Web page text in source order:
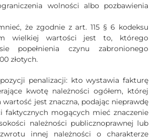
wolności albo pozbawienia
że zgodnie z art. 115 § 6 kodeksu
wielkiej wartości jest to, którego
popełnienia czynu zabronionego
złotych.
penalizacji: kto wystawia fakturę
kwotę należności ogółem, której
wartość jest znaczna, podając nieprawdę
faktycznych mogących mieć znaczenie
należności publicznoprawnej lub
innej należności o charakterze